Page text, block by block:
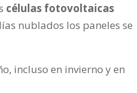
células fotovoltaicas
nublados los paneles se
incluso en invierno y en